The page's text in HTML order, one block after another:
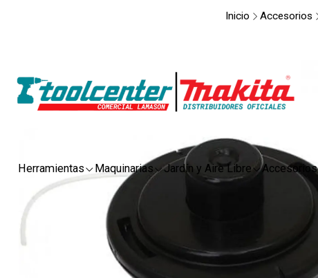
Herramientas Maquinarias Jardín y Aire Libre Accesorios
Inicio Accesorios